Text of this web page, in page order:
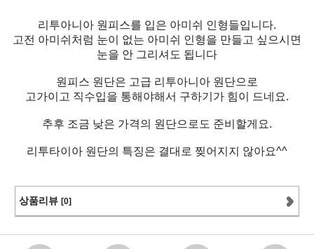
리투아니아 원피스를 입은 아미쉬 인형들입니다.
고전 아미쉬처럼 눈이 없는 아미쉬 인형을 만들고 싶으시면
눈을 안 그리셔도 됩니다
원피스 원단은 고급 리투아니아 원단으로
고가이고 직수입을 통해야해서 구하기가 힘이 드네요.
추후 조금 낮은 가격의 원단으로도 준비할게요.
리투타이아 원단의 특징은 결대로 찢어지지 않아요^^
상품리뷰 [0]